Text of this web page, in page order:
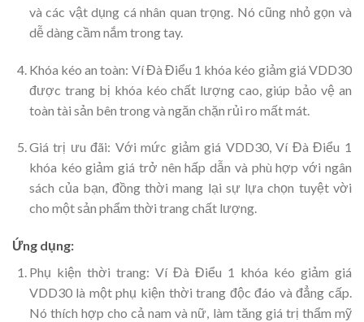
và các vật dụng cá nhân quan trọng. Nó cũng nhỏ gọn và
dễ dàng cầm nắm trong tay.
Khóa kéo an toàn: Ví Đà Điểu 1 khóa kéo giảm giá VDD30
được trang bị khóa kéo chất lượng cao, giúp bảo vệ an
toàn tài sản bên trong và ngăn chặn rủi ro mất mát.
Giá trị ưu đãi: Với mức giảm giá VDD30, Ví Đà Điểu 1
khóa kéo giảm giá trở nên hấp dẫn và phù hợp với ngân
sách của bạn, đồng thời mang lại sự lựa chọn tuyệt vời
cho một sản phẩm thời trang chất lượng.
Ứng dụng:
Phụ kiện thời trang: Ví Đà Điểu 1 khóa kéo giảm giá
VDD30 là một phụ kiện thời trang độc đáo và đẳng cấp.
Nó thích hợp cho cả nam và nữ, làm tăng giá trị thẩm mỹ